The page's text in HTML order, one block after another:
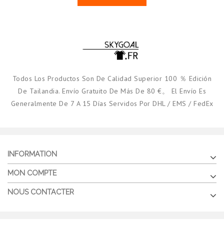
Todos Los Productos Son De Calidad Superior 100 ％ Edición
De Tailandia. Envío Gratuito De Más De 80 €。 El Envío Es
Generalmente De 7 A 15 Días Servidos Por DHL / EMS / FedEx
INFORMATION
MON COMPTE
NOUS CONTACTER